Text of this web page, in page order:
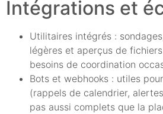
Intégrations et
Utilitaires intégrés :
légères et aperçus de
besoins de coordination
Bots et webhooks : utiles
(rappels de calendrier,
pas aussi complets que la